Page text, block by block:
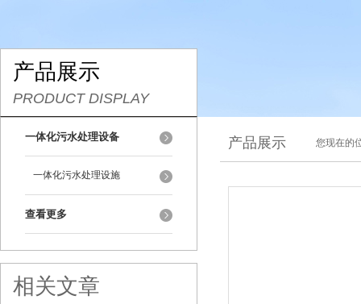
产品展示
PRODUCT DISPLAY
一体化污水处理设备
一体化污水处理设施
查看更多
相关文章
产品展示 您现在的